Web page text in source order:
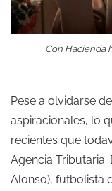
Con Hacienda
Pese a olvidarse
aspiracionales, lo
recientes que
Agencia Tributaria.
Alonso), futbolista